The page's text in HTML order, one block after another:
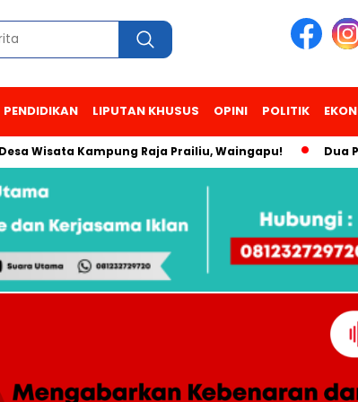
PENDIDIKAN LIPUTAN KHUSUS OPINI POLITIK
Kampung Raja Prailiu, Waingapu! Dua Pendaki